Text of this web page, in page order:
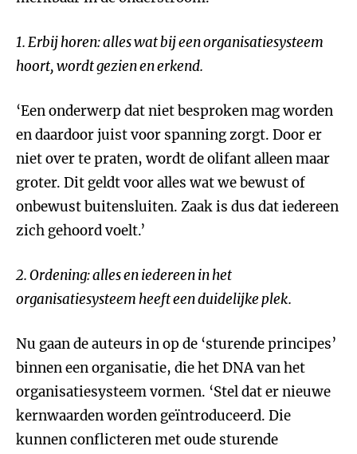
1.Erbij horen: alles wat bij een organisatiesysteem
hoort, wordt gezien en erkend.
‘Een onderwerp dat niet besproken mag worden
en daardoor juist voor spanning zorgt. Door er
niet over te praten, wordt de olifant alleen maar
groter. Dit geldt voor alles wat we bewust of
onbewust buitensluiten. Zaak is dus dat iedereen
zich gehoord voelt.’
2.Ordening: alles en iedereen in het
organisatiesysteem heeft een duidelijke plek.
Nu gaan de auteurs in op de ‘sturende principes’
binnen een organisatie, die het DNA van het
organisatiesysteem vormen. ‘Stel dat er nieuwe
kernwaarden worden geïntroduceerd. Die
kunnen conflicteren met oude sturende